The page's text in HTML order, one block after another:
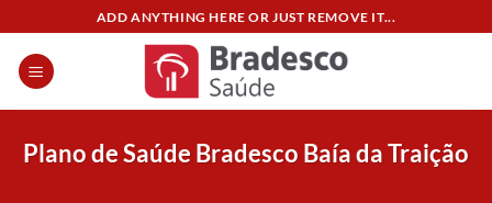
content
ADD ANYTHING HERE OR JUST REMOVE IT...
Plano de Saúde Bradesco Baía da Traição